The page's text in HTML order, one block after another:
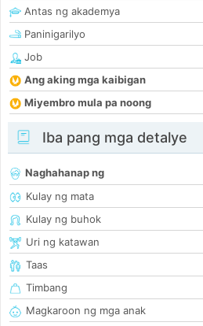
Antas ng akademya
Paninigarilyo
Job
Ang aking mga kaibigan
Miyembro mula pa noong
Iba pang mga detalye
Naghahanap ng
Kulay ng mata
Kulay ng buhok
Uri ng katawan
Taas
Timbang
Magkaroon ng mga anak